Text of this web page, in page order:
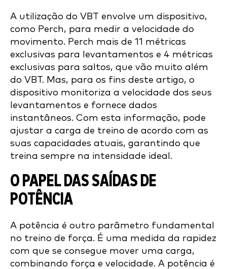
A utilização do VBT envolve um dispositivo,
como Perch, para medir a velocidade do
movimento. Perch mais de 11 métricas
exclusivas para levantamentos e 4 métricas
exclusivas para saltos, que vão muito além
do VBT. Mas, para os fins deste artigo, o
dispositivo monitoriza a velocidade dos seus
levantamentos e fornece dados
instantâneos. Com esta informação, pode
ajustar a carga de treino de acordo com as
suas capacidades atuais, garantindo que
treina sempre na intensidade ideal.
O PAPEL DAS SAÍDAS DE
POTÊNCIA
A potência é outro parâmetro fundamental
no treino de força. É uma medida da rapidez
com que se consegue mover uma carga,
combinando força e velocidade. A potência é